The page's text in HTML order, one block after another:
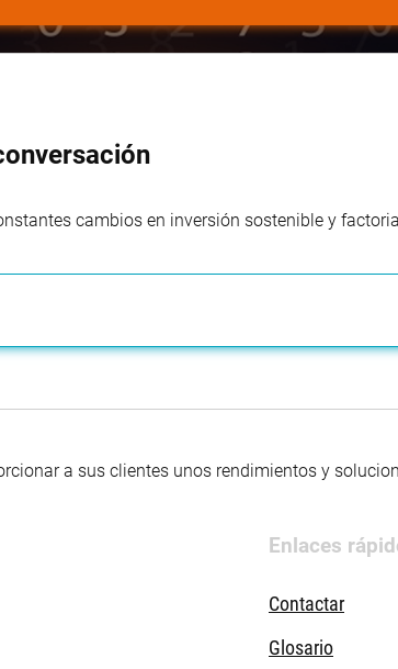
cambios en inversión sostenible y
a sus clientes unos rendimientos y
Enlaces
Contactar
Glosario